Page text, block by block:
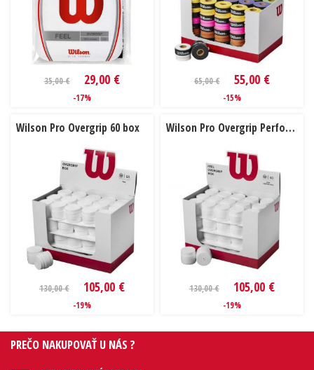
35,00 € 29,00 €
-17%
65,00 € 55,00 €
-15%
Wilson Pro Overgrip 60 box
130,00 € 105,00 €
-19%
Wilson Pro Overgrip Perforated 60 box
130,00 € 105,00 €
-19%
PREČO NAKUPOVAŤ U NÁS ?